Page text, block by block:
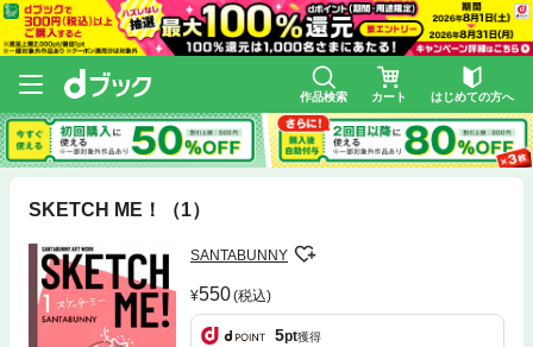
作品検索 カート はじめての方へ
SKETCH ME！（1）
SANTABUNNY
550(税込)
5pt獲得